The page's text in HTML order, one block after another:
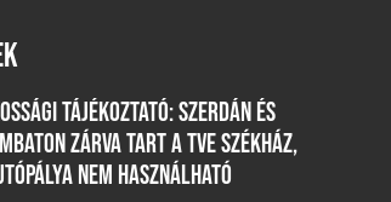
TÁJÉKOZTATÓ: SZERDÁN ÉS
ZÁRVA TART A TVE SZÉKHÁZ,
NEM HASZNÁLHATÓ